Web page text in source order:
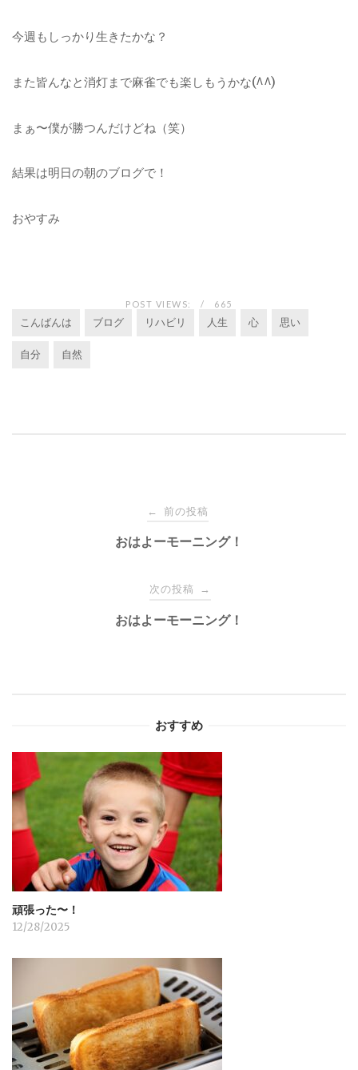
今週もしっかり生きたかな？
また皆んなと消灯まで麻雀でも楽しもうかな(^^)
まぁ〜僕が勝つんだけどね（笑）
結果は明日の朝のブログで！
おやすみ
POST VIEWS: 665
こんばんは ブログ リハビリ 人生 心 思い
自分 自然
シ
ョ
ン
← 前の投稿
おはよーモーニング！
次の投稿 →
おはよーモーニング！
おすすめ
頑張った〜！
12/28/2025